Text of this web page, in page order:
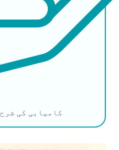
کامیابی کی شرح